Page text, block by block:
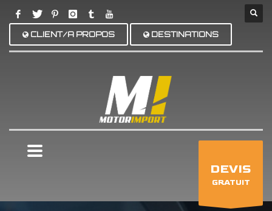
CLIENT/A PROPOS DESTINATIONS
DEVIS
GRATUIT